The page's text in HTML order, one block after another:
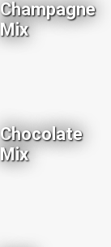
Champagne
Mix
Chocolate
Mix